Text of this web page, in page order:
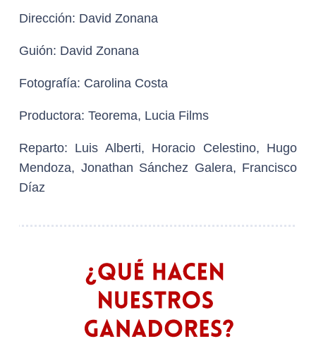
Dirección: David Zonana
Guión: David Zonana
Fotografía: Carolina Costa
Productora: Teorema, Lucia Films
Reparto: Luis Alberti, Horacio Celestino, Hugo
Mendoza, Jonathan Sánchez Galera, Francisco
Díaz